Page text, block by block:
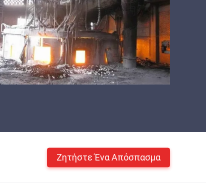
Ζητήστε Ένα Απόσπασμα